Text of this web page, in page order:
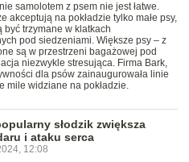
samolotem z psem nie jest łatwe.
akceptują na pokładzie tylko małe psy,
być trzymane w klatkach
pod siedzeniami. Większe psy – z
są w przestrzeni bagażowej pod
niezwykle stresująca. Firma Bark,
dla psów zainaugurowała linie
mile widziane na pokładzie.
słodzik zwiększa
i ataku serca
12:08